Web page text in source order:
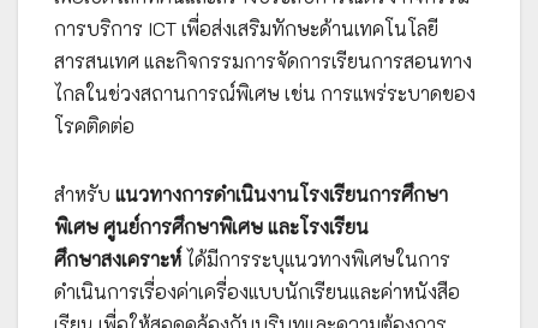
การบริการ ICT เพื่อส่งเสริมทักษะด้านเทคโนโลยี
สารสนเทศ และกิจกรรมการจัดการเรียนการสอนทาง
ไกลในช่วงสถานการณ์พิเศษ เช่น การแพร่ระบาดของ
โรคติดต่อ
สำหรับ แนวทางการดำเนินงานโรงเรียนการศึกษา
พิเศษ ศูนย์การศึกษาพิเศษ และโรงเรียน
ศึกษาสงเคราะห์ ได้มีการระบุแนวทางพิเศษในการ
ดำเนินการเรื่องค่าเครื่องแบบนักเรียนและค่าหนังสือ